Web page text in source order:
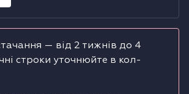
— від 2 тижнів до 4
строки уточнюйте в кол-